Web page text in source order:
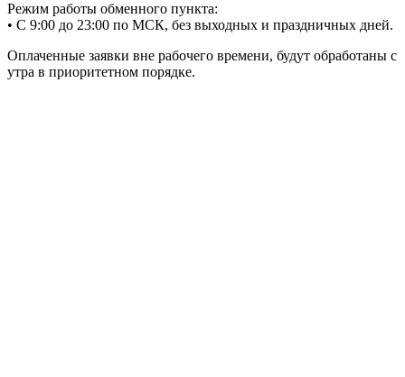
Режим работы обменного пункта:
• С 9:00 до 23:00 по МСК, без выходных и праздничных дней.
Оплаченные заявки вне рабочего времени, будут обработаны с
утра в приоритетном порядке.